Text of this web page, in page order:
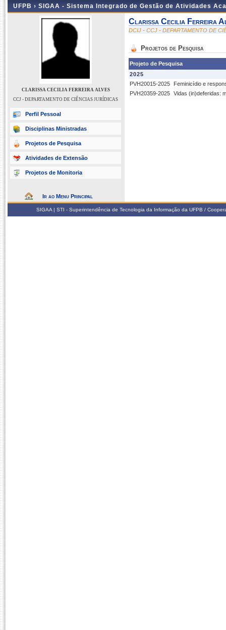
UFPB › SIGAA - Sistema Integrado de Gestão de Atividades
CLARISSA CECILIA FERREIRA ALVES
CCJ - DEPARTAMENTO DE CIÊNCIAS JURÍDICAS
Perfil Pessoal
Disciplinas Ministradas
Projetos de Pesquisa
Atividades de Extensão
Projetos de Monitoria
Ir ao Menu Principal
Clarissa Cecilia Ferreira
DCIJ - CCJ - DEPARTAMENTO DE
Projetos de Pesquisa
Projeto de Pesquisa
2025
PVH20015-2025
Feminicídio e
PVH20359-2025 Vidas (in)deferidas:
SIGAA | STI - Superintendência de Tecnologia da Informação da UFPB /